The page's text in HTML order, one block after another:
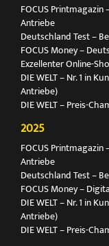
FOCUS Printmagazin
Antriebe
Deutschland Test –
FOCUS Money –
Exzellenter Online-
DIE WELT – Nr. 1 in
Antriebe)
DIE WELT – Preis-
2025
FOCUS Printmagazin
Antriebe
Deutschland Test –
FOCUS Money –
DIE WELT – Nr. 1 in
Antriebe)
DIE WELT – Preis-